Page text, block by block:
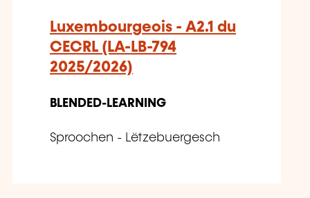
Luxembourgeois - A2.1 du
CECRL (LA-LB-794
2025/2026)
BLENDED-LEARNING
Sproochen - Lëtzebuergesch